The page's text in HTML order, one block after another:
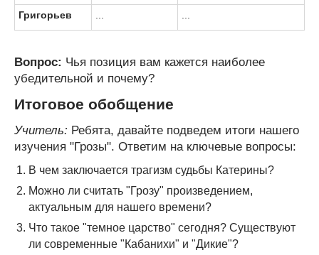
Григорьев
Вопрос: Чья позиция вам кажется наиболее
убедительной и почему?
Итоговое обобщение
Учитель: Ребята, давайте подведем итоги нашего
изучения "Грозы". Ответим на ключевые вопросы:
В чем заключается трагизм судьбы Катерины?
Можно ли считать "Грозу" произведением,
актуальным для нашего времени?
Что такое "темное царство" сегодня? Существуют
ли современные "Кабанихи" и "Дикие"?